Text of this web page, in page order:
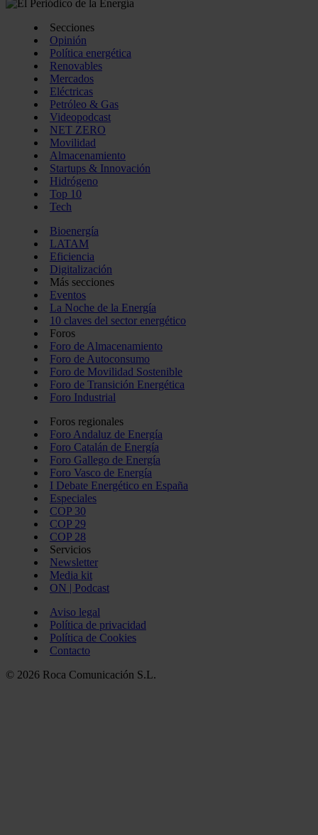
Secciones
Opinión
Política energética
Renovables
Mercados
Eléctricas
Petróleo & Gas
Videopodcast
NET ZERO
Movilidad
Almacenamiento
Startups & Innovación
Hidrógeno
Top 10
Tech
Bioenergía
LATAM
Eficiencia
Digitalización
Más secciones
Eventos
La Noche de la Energía
10 claves del sector energético
Foros
Foro de Almacenamiento
Foro de Autoconsumo
Foro de Movilidad Sostenible
Foro de Transición Energética
Foro Industrial
Foros regionales
Foro Andaluz de Energía
Foro Catalán de Energía
Foro Gallego de Energía
Foro Vasco de Energía
I Debate Energético en España
Especiales
COP 30
COP 29
COP 28
Servicios
Newsletter
Media kit
ON | Podcast
Aviso legal
Política de privacidad
Política de Cookies
Contacto
© 2026 Roca Comunicación S.L.